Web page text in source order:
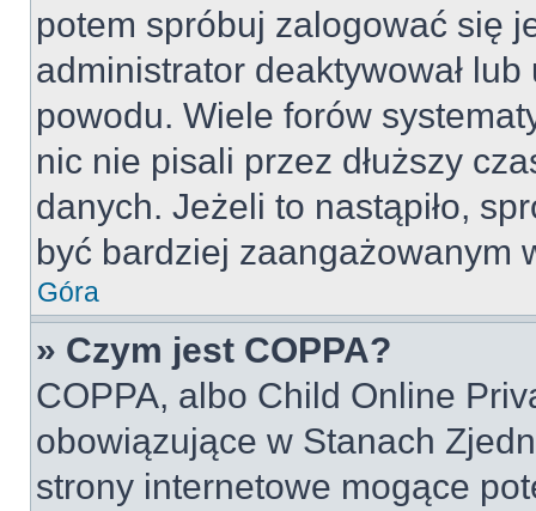
potem spróbuj zalogować się
administrator deaktywował
powodu. Wiele forów
nic nie pisali przez dłuższy
danych. Jeżeli to nastąpiło,
być bardziej zaangażowanym
Góra
» Czym jest COPPA?
COPPA, albo Child Online
obowiązujące w Stanach
strony internetowe mogące